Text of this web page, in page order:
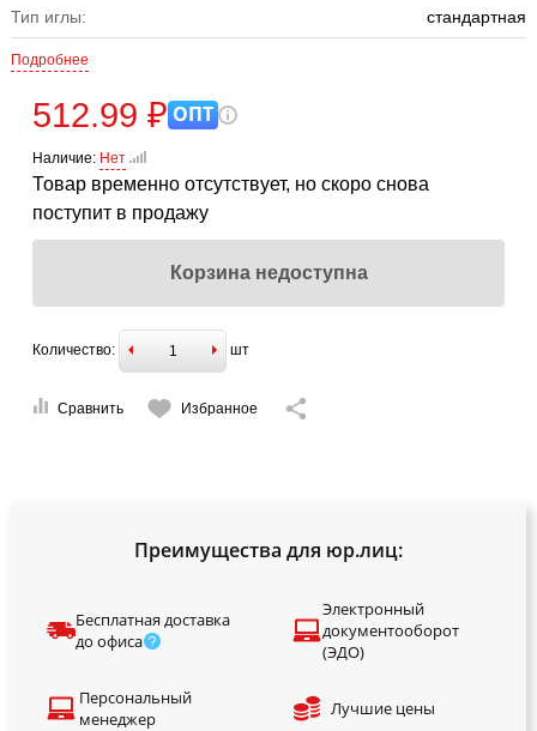
Тип иглы: стандартная
Подробнее
512.99 ₽ ОПТ
Наличие: Нет
Товар временно отсутствует, но скоро снова
поступит в продажу
Корзина недоступна
Количество: шт
Сравнить Избранное
Преимущества для юр.лиц:
Бесплатная доставка
до офиса
Электронный
документооборот
(ЭДО)
Персональный
менеджер
Лучшие цены